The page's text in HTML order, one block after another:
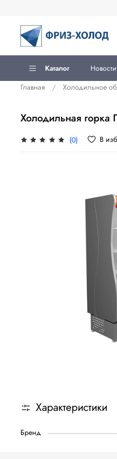
Каталог Новости
Главная
Холодильное
Холодильная
(0) В
Характеристики
Бренд